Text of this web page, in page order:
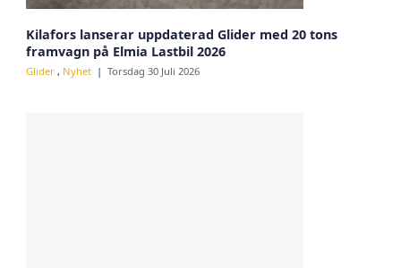
Kilafors lanserar uppdaterad Glider med 20 tons
framvagn på Elmia Lastbil 2026
Glider , Nyhet Torsdag 30 Juli 2026